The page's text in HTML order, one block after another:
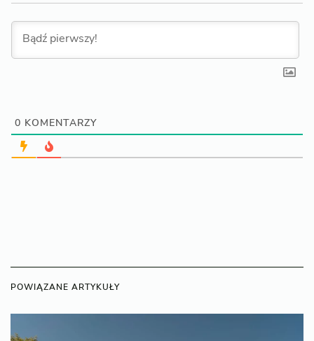
0 KOMENTARZY
POWIĄZANE ARTYKUŁY